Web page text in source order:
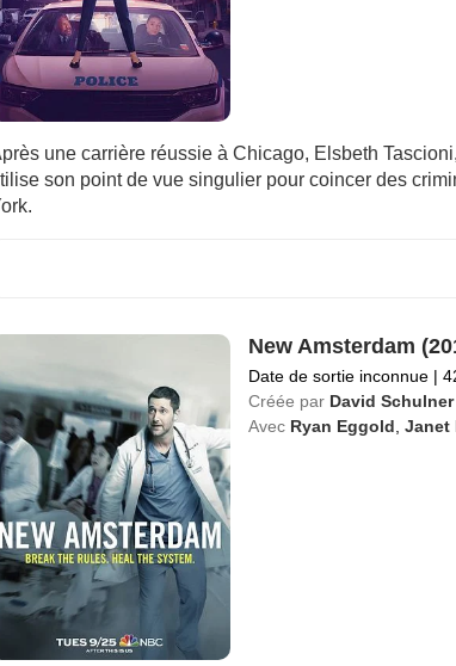
une carrière réussie à Chicago, Elsbeth
son point de vue singulier pour coincer des
New Amsterdam
Date de sortie inconnue |
Créée par David Schulner
Avec Ryan Eggold Janet